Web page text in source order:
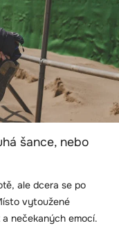
šance, nebo
ale dcera se po
vytoužené
nečekaných emocí.